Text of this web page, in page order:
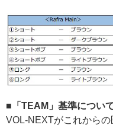
■「TEAM」基準につい
VOL-NEXTがこれから